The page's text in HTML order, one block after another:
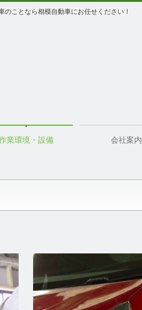
ことなら相模自動車にお任せください！
業環境・設備 会社案内